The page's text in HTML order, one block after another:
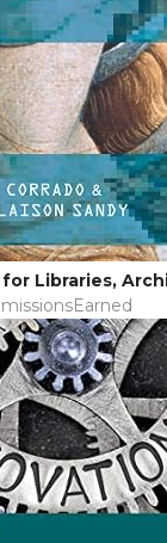
Libraries,